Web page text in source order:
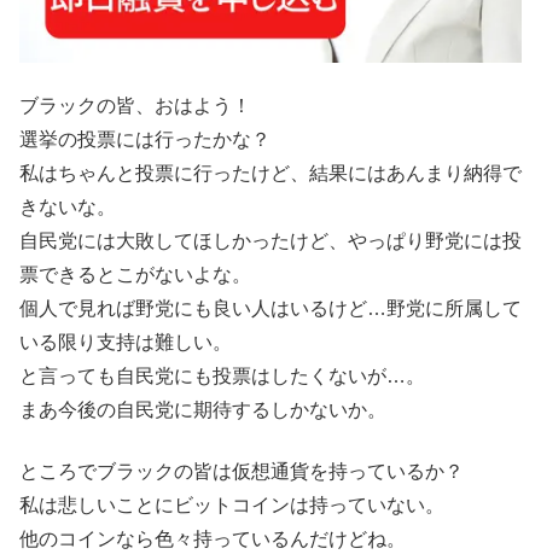
ブラックの皆、おはよう！
選挙の投票には行ったかな？
私はちゃんと投票に行ったけど、結果にはあんまり納得で
きないな。
自民党には大敗してほしかったけど、やっぱり野党には投
票できるとこがないよな。
個人で見れば野党にも良い人はいるけど…野党に所属して
いる限り支持は難しい。
と言っても自民党にも投票はしたくないが…。
まあ今後の自民党に期待するしかないか。
ところでブラックの皆は仮想通貨を持っているか？
私は悲しいことにビットコインは持っていない。
他のコインなら色々持っているんだけどね。